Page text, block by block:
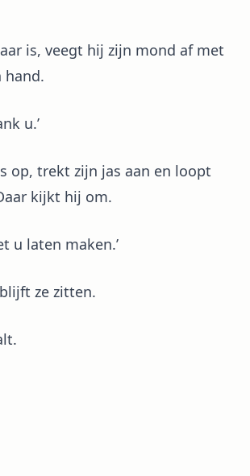
is, veegt hij zijn mond af met
hand.
u.’
op, trekt zijn jas aan en loopt
kijkt hij om.
u laten maken.’
ze zitten.